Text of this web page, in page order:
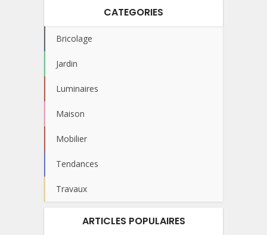
CATEGORIES
Bricolage
Jardin
Luminaires
Maison
Mobilier
Tendances
Travaux
ARTICLES POPULAIRES